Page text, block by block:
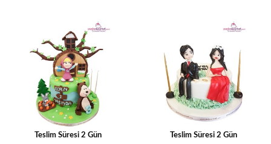
Teslim Süresi 2 Gün Teslim Süresi 2 Gün